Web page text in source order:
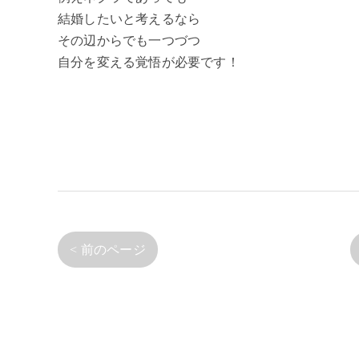
結婚したいと考えるなら
その辺からでも一つづつ
自分を変える覚悟が必要です！
< 前のページ